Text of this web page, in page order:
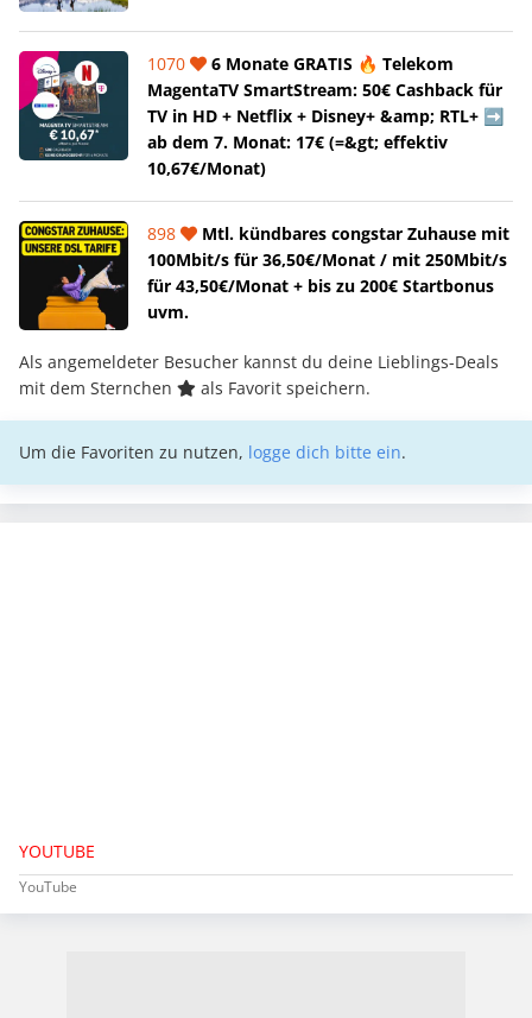
1070
6 Monate GRATIS 🔥 Telekom
MagentaTV SmartStream: 50€ Cashback für
TV in HD + Netflix + Disney+ &amp; RTL+ ➡️
ab dem 7. Monat: 17€ (=&gt; effektiv
10,67€/Monat)
898
Mtl. kündbares congstar Zuhause mit
100Mbit/s für 36,50€/Monat / mit 250Mbit/s
für 43,50€/Monat + bis zu 200€ Startbonus
uvm.
Als angemeldeter Besucher kannst du deine Lieblings-Deals
mit dem Sternchen
als Favorit speichern.
Um die Favoriten zu nutzen, logge dich bitte ein.
YOUTUBE
YouTube